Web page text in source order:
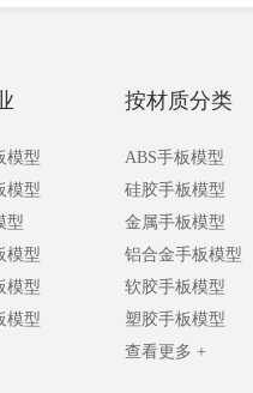
模型
模型
型
模型
模型
模型
按材质分类
ABS手板模型
硅胶手板模型
金属手板模型
铝合金手板模型
软胶手板模型
塑胶手板模型
查看更多 +